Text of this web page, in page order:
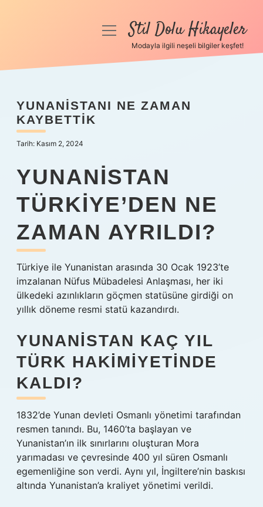
Anasayfa
Yasal Uyarı
Hakkımızda
menüyüStil Dolu Hikayeler
Modayla ilgili neşeli bilgiler keşfet!
YUNANISTANI NE ZAMAN
KAYBETTIK
Tarih: Kasım 2, 2024
YUNANISTAN
TÜRKIYE’DEN NE
ZAMAN AYRILDI?
Türkiye ile Yunanistan arasında 30 Ocak 1923’te
imzalanan Nüfus Mübadelesi Anlaşması, her iki
ülkedeki azınlıkların göçmen statüsüne girdiği on
yıllık döneme resmi statü kazandırdı.
YUNANISTAN KAÇ YIL
TÜRK HAKIMIYETINDE
KALDI?
1832’de Yunan devleti Osmanlı yönetimi tarafından
resmen tanındı. Bu, 1460’ta başlayan ve
Yunanistan’ın ilk sınırlarını oluşturan Mora
yarımadası ve çevresinde 400 yıl süren Osmanlı
egemenliğine son verdi. Aynı yıl, İngiltere’nin baskısı
altında Yunanistan’a kraliyet yönetimi verildi.